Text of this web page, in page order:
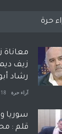
حرة
معاناة
زيف
رشاد
آراء حرة 18 فبراير، 2023
سوريا
قلم :